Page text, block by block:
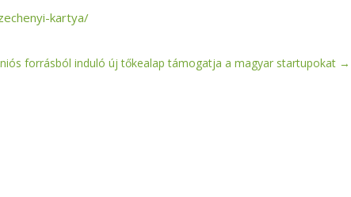
kartya/
forrásból induló új tőkealap támogatja a magyar startupokat →